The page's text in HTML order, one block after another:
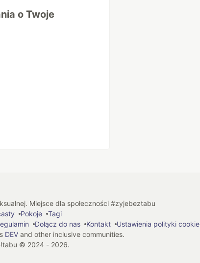
o Twoje
Miejsce dla społeczności #zyjebeztabu
Pokoje
Tagi
Dołącz do nas Kontakt
Ustawienia polityki cookie
DEVand other inclusive communities.
© 2024 - 2026.